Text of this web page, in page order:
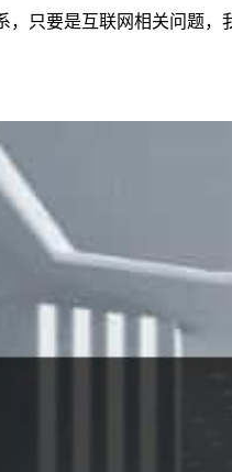
，只要是互联网相关问题